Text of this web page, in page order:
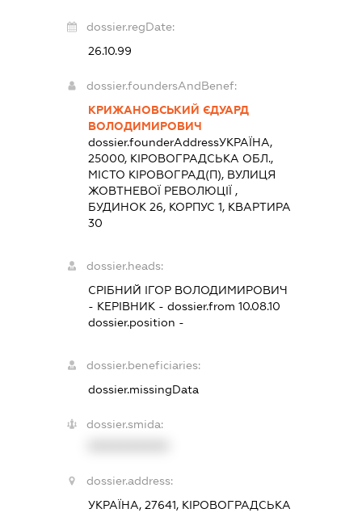
dossier.regDate:
26.10.99
dossier.foundersAndBenef:
КРИЖАНОВСЬКИЙ ЄДУАРД
ВОЛОДИМИРОВИЧ
dossier.founderAddressУКРАЇНА,
25000, КІРОВОГРАДСЬКА ОБЛ.,
МІСТО КІРОВОГРАД(П), ВУЛИЦЯ
ЖОВТНЕВОЇ РЕВОЛЮЦІЇ ,
БУДИНОК 26, КОРПУС 1, КВАРТИРА
30
dossier.heads:
СРІБНИЙ ІГОР ВОЛОДИМИРОВИЧ
- КЕРІВНИК - dossier.from 10.08.10
dossier.position -
dossier.beneficiaries:
dossier.missingData
dossier.smida:
dossier.address:
УКРАЇНА, 27641, КІРОВОГРАДСЬКА